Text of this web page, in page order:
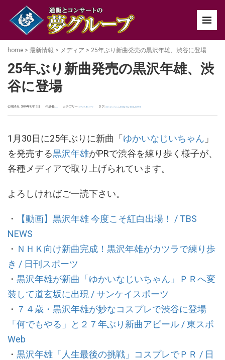
home > 最新情報 > メディア > 25年ぶり新曲発売の黒沢年雄、渋谷に登場
25年ぶり新曲発売の黒沢年雄、渋
谷に登場
公開済み: 2019年1月15日 作成者: カテゴリー: メディア 夢レコード タグ: ゆかいなじいちゃん 東京都 渋谷 道玄坂 黒沢年雄
1月30日に25年ぶりに新曲「 ゆかいなじいちゃん 」
を発売する黒沢年雄がPRで渋谷を練り歩く様子が、
各種メディアで取り上げられています。
よろしければご一読下さい。
・
【動画】黒沢年雄 今度こそ紅白出場！ / TBS
NEWS
・ ＮＨＫ向け新曲完成！黒沢年雄がカツラで練り歩
き / 日刊スポーツ
・ 黒沢年雄が新曲「ゆかいなじいちゃん」ＰＲへ変
装して道玄坂に出現 / サンケイスポーツ
・ ７４歳・黒沢年雄が妙なコスプレで渋谷に登場
「何でもやる」と２７年ぶり新曲アピール / 東スポ
Web
・ 黒沢年雄「人生最後の挑戦」コスプレでＰＲ / 日